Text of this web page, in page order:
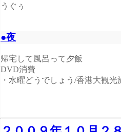
うぐぅ
●夜
帰宅して風呂って夕飯
DVD消費
・水曜どうでしょう/香港大観光